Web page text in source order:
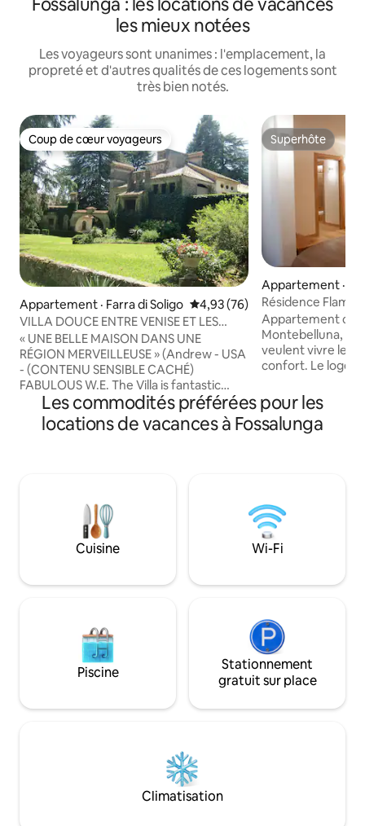
les mieux notées
Les voyageurs sont unanimes : l'emplacement, la
propreté et d'autres qualités de ces logements sont
très bien notés.
Coup de cœur voyageurs
Coup de cœur voyageurs
Appartement · Farra di Soligo Note moyenne de 4,93 sur 5,
4,93 (76)
VILLA DOUCE ENTRE VENISE ET LES
DOLOMITES « ZONE PROSECCO »
« UNE BELLE MAISON DANS UNE
RÉGION MERVEILLEUSE » (Andrew - USA
- (CONTENU SENSIBLE CACHÉ)
FABULOUS W.E. The Villa is fantastic
....perfect restauration, fantastic details
and antic furniture (Giulio - AUS -
(CONTENU SENSIBLE CACHÉ)
un très grand parc au « cœur de la région
du Prosecco » à seulement 45 minutes
en voiture de Venise et 60 minutes de
Cortina D'Ampezzo. Une demeure
étages, soigneusement meublée :
logement : Vous aurez à votre
disposition 1 chambre triple, 2 chambres
doubles, chacune avec salle de bains,
avec baignoire ou douche, lavabo, bidet,
et WC, salon avec cheminée de style
avec climatisation, cheminée et salon. La
climatisation n’est présente que dans le
grenier car dans le reste de la maison, la
température est agréablement fraîche
Superhôte
Superhôte
Appartement ·
Résidence
familles
Appartement
Montebelluna,
veulent vivre le
confort. Le
bains spacieuses,
cuisine équipée
télévision et
votre disposition :
four
vaisselle
Mélangeur /
supplémentaires
L'appartement
de Montebelluna.
trouverez le
du parc Manin,
promenade ou
quotidien.
Les commodités préférées pour les
locations de vacances à Fossalunga
Cuisine Wi-Fi
Piscine
Stationnement
gratuit sur place
Climatisation